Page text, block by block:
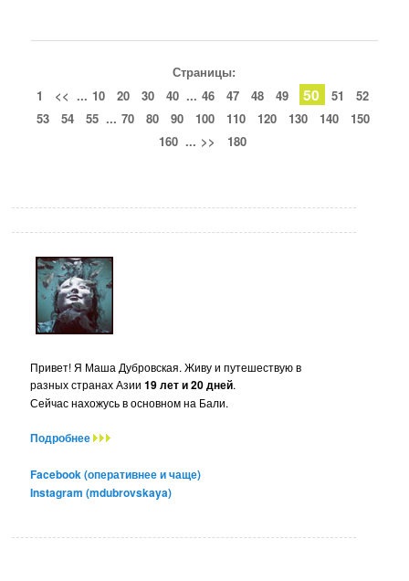
Страницы:
1
<< ... 10 20 30 40 ... 46 47 48 49 50 51
52
53
54 55 ... 70 80 90 100 110 120 130 140
150
160 ... >> 180
Привет! Я Маша Дубровская. Живу и путешествую в
разных странах Азии19 лет и 20 дней.
Сейчас нахожусь в основном на Бали.
Подробнее
Facebook (оперативнее и чаще)
Instagram (mdubrovskaya)